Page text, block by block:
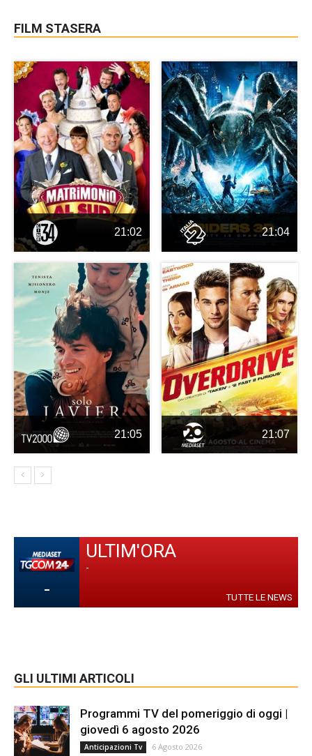
FILM STASERA
21:02 21:04
21:05 21:07
-
ULTIM'ORA
-
TUTTE LE NEWS
GLI ULTIMI ARTICOLI
Programmi TV del pomeriggio di oggi |
giovedì 6 agosto 2026
Anticipazioni Tv 6 Agosto 2026